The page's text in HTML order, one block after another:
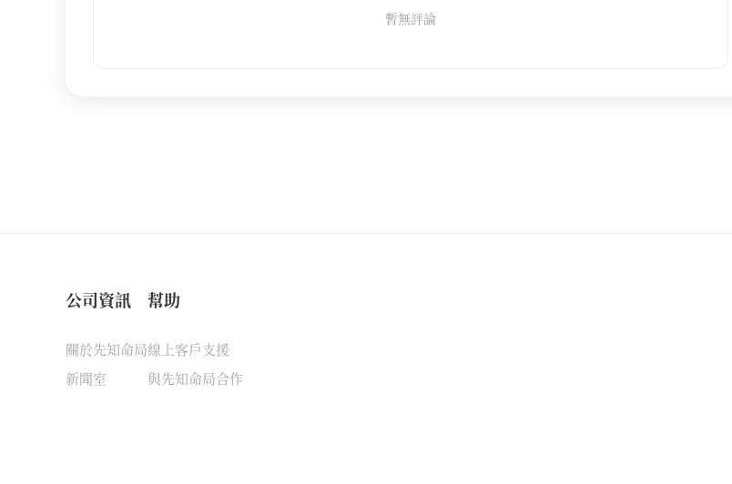
暫無評論
公司資訊
關於先知命局
新聞室
幫助
線上客戶支援
與先知命局合作